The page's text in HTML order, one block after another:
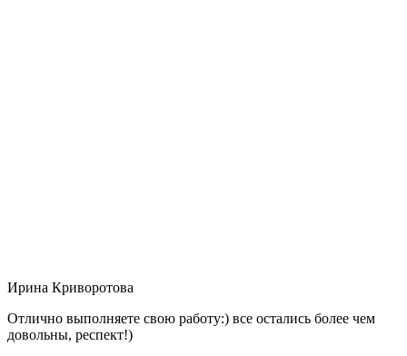
Ирина Криворотова
Отлично выполняете свою работу:) все остались более чем
довольны, респект!)